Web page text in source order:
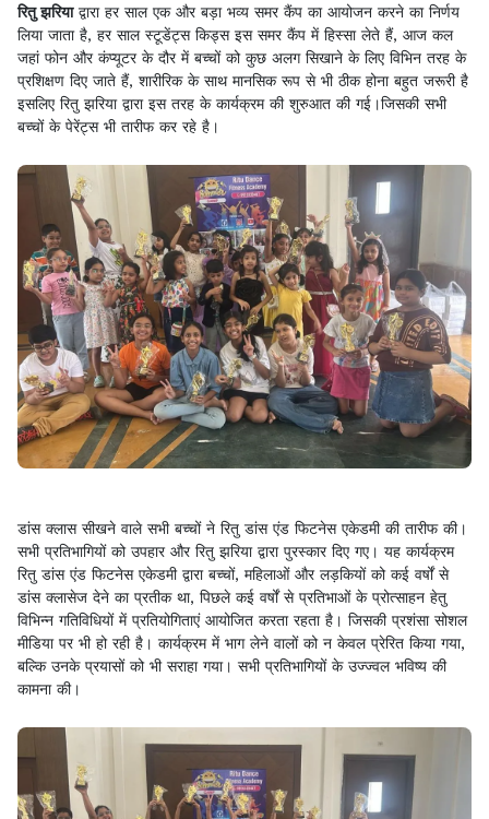
रितु झरियाद्वारा हर साल एक और बड़ा भव्य समर कैंप का आयोजन करने का निर्णय
लिया जाता है, हर साल स्टूडेंट्स किड्स इस समर कैंप में हिस्सा लेते हैं, आज कल
जहां फोन और कंप्यूटर के दौर में बच्चों को कुछ अलग सिखाने के लिए विभिन तरह के
प्रशिक्षण दिए जाते हैं, शारीरिक के साथ मानसिक रूप से भी ठीक होना बहुत जरूरी है
इसलिए रितु झरिया द्वारा इस तरह के कार्यक्रम की शुरुआत की गई।जिसकी सभी
बच्चों के पेरेंट्स भी तारीफ कर रहे है।
डांस क्लास सीखने वाले सभी बच्चों ने रितु डांस एंड फिटनेस एकेडमी की तारीफ की।
सभी प्रतिभागियों को उपहार और रितु झरिया द्वारा पुरस्कार दिए गए। यह कार्यक्रम
रितु डांस एंड फिटनेस एकेडमी द्वारा बच्चों, महिलाओं और लड़कियों को कई वर्षों से
डांस क्लासेज देने का प्रतीक था, पिछले कई वर्षों से प्रतिभाओं के प्रोत्साहन हेतु
विभिन्न गतिविधियों में प्रतियोगिताएं आयोजित करता रहता है। जिसकी प्रशंसा सोशल
मीडिया पर भी हो रही है। कार्यक्रम में भाग लेने वालों को न केवल प्रेरित किया गया,
बल्कि उनके प्रयासों को भी सराहा गया। सभी प्रतिभागियों के उज्ज्वल भविष्य की
कामना की।